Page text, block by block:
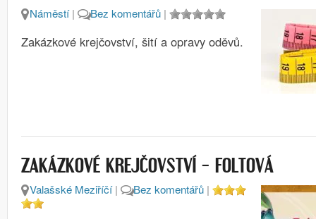
Náměstí| Bez komentářů |
Zakázkové krejčovství, šití a opravy oděvů.
ZAKÁZKOVÉ KREJČOVSTVÍ – FOLTOVÁ
Valašské Meziříčí| Bez komentářů |